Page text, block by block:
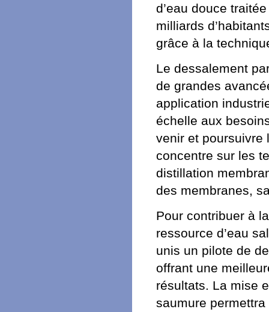
d’eau douce
milliards
grâce à la
Le dessalement
de grandes
application
échelle aux
venir et poursuivre
concentre sur les
distillation
des membranes,
Pour contribuer à
ressource d’eau
unis un pilote de
offrant une
résultats. La mise
saumure